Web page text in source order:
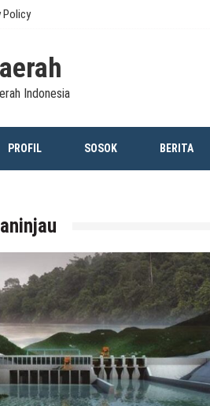
Policy
Indonesia
PROFIL SOSOK BERITA